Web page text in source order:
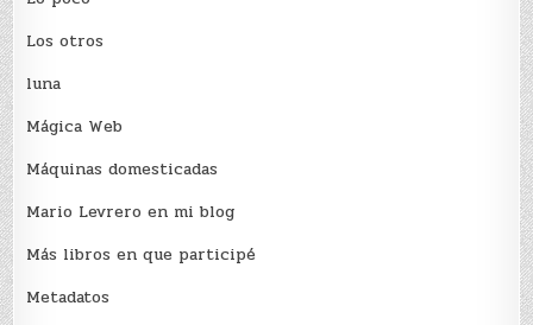
Los otros
luna
Mágica Web
Máquinas domesticadas
Mario Levrero en mi blog
Más libros en que participé
Metadatos